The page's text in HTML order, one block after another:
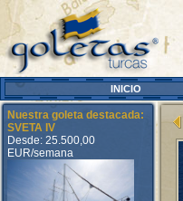
INICIO
Nuestra goleta destacada:
SVETA IV
Desde: 25.500,00
EUR/semana